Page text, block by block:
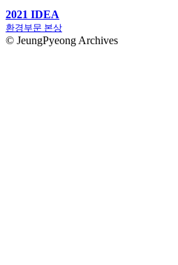
2021 IDEA
환경부문 본상
© JeungPyeong Archives